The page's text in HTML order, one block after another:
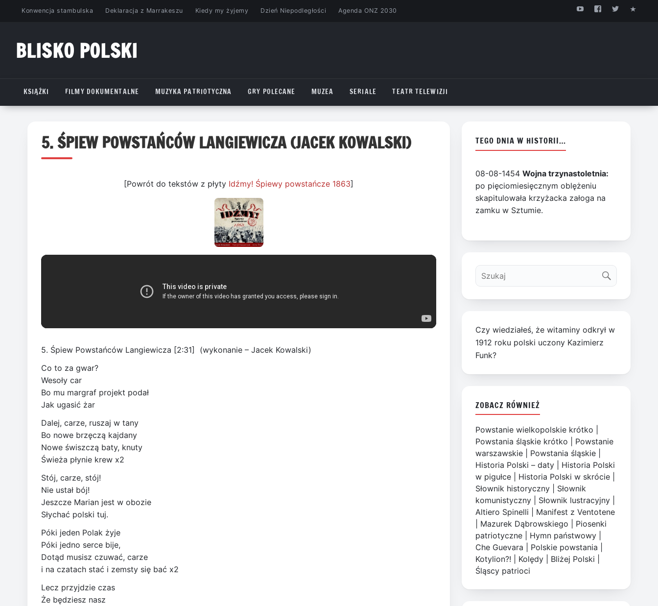
PrzejdźKonwencja stambulska Deklaracja z Marrakeszu Kiedy my żyjemy Dzień Niepodległości Agenda ONZ 2030
BLISKO POLSKI
KSIĄŻKI
FILMY DOKUMENTALNE MUZYKA PATRIOTYCZNA GRY POLECANE MUZEA SERIALE TEATR TELEWIZJI
5. ŚPIEW POWSTAŃCÓW LANGIEWICZA (JACEK KOWALSKI)
[Powrót do tekstów z płyty Idźmy! Śpiewy powstańcze 1863]
5. Śpiew Powstańców Langiewicza [2:31] (wykonanie – Jacek Kowalski)
Co to za gwar?
Wesoły car
Bo mu margraf projekt podał
Jak ugasić żar
Dalej, carze, ruszaj w tany
Bo nowe brzęczą kajdany
Nowe świszczą baty, knuty
Świeża płynie krew x2
Stój, carze, stój!
Nie ustał bój!
Jeszcze Marian jest w obozie
Słychać polski tuj.
Póki jeden Polak żyje
Póki jedno serce bije,
Dotąd musisz czuwać, carze
i na czatach stać i zemsty się bać x2
Lecz przyjdzie czas
Że będziesz nasz
TEGO DNIA W HISTORII…
08-08-1454Wojna trzynastoletnia:
po pięciomiesięcznym oblężeniu
skapitulowała krzyżacka załoga na
zamku w Sztumie.
Czy wiedziałeś, że witaminy odkrył w
1912 roku polski uczony Kazimierz
Funk?
ZOBACZ RÓWNIEŻ
Powstanie wielkopolskie krótko
Powstania śląskie krótko
Powstanie
warszawskie
Powstania śląskie
Historia Polski – daty
Historia Polski
w pigułce
Historia Polski w skrócie
Słownik historyczny
Słownik
komunistyczny
Słownik lustracyjny
Altiero Spinelli
Manifest z Ventotene
Mazurek Dąbrowskiego
Piosenki
patriotyczne
Hymn państwowy
Che Guevara
Polskie powstania
Kotylion?!
Kolędy Bliżej Polski
Śląscy patrioci